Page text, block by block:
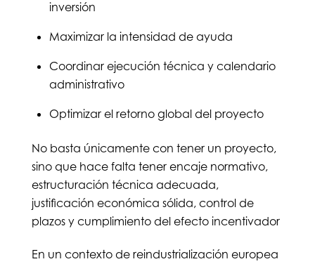
inversión
Maximizar la intensidad de ayuda
Coordinar ejecución técnica y calendario
administrativo
Optimizar el retorno global del proyecto
No basta únicamente con tener un proyecto,
sino que hace falta tener encaje normativo,
estructuración técnica adecuada,
justificación económica sólida, control de
plazos y cumplimiento del efecto incentivador
En un contexto de reindustrialización europea